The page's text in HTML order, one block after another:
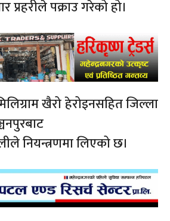
पक्राउ गरेको हो।
खैरो हेरोइनसहित जिल्ला
नियन्त्रणमा लिएको छ।